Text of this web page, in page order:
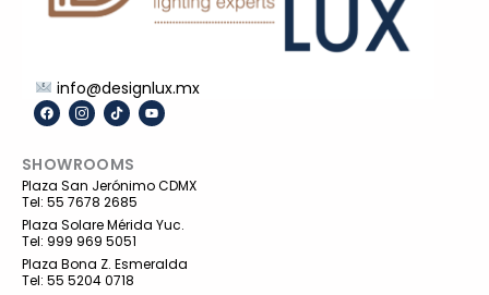
info@designlux.mx
F
a
b
o
o
k
I
c
-
i
n
s
t
a
g
r
a
m
T
i
o
k
Y
o
b
e
SHOWROOMS
Plaza San Jerónimo CDMX
Tel: 55 7678 2685
Plaza Solare Mérida Yuc.
Tel: 999 969 5051
Plaza Bona Z. Esmeralda
Tel: 55 5204 0718